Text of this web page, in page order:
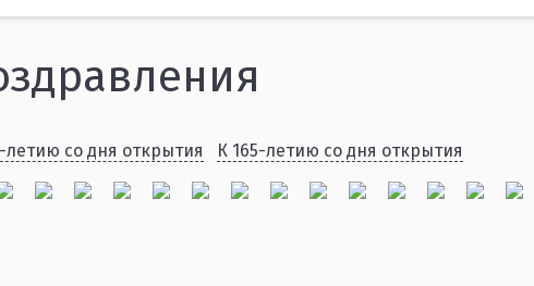
летию со дня открытия К 165-летию со дня открытия